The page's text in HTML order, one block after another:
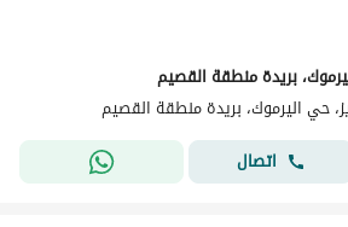
بريدة منطقة القصيم
حي اليرموك، بريدة منطقة القصيم
اتصال